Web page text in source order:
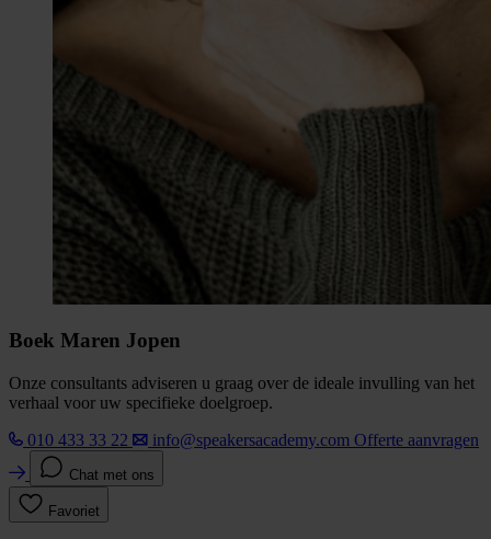
Boek Maren Jopen
Onze consultants adviseren u graag over de ideale invulling van het
verhaal voor uw specifieke doelgroep.
010 433 33 22
info@speakersacademy.com Offerte aanvragen
Chat met ons
Favoriet